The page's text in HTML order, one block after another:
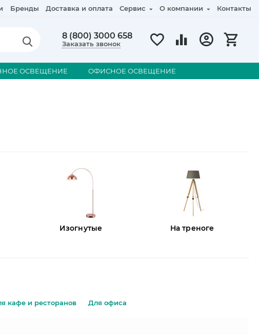
Бренды Доставка и оплата Сервис О компании Контакты
8 (800) 3000 658
Заказать звонок
ОСВЕЩЕНИЕ ОФИСНОЕ ОСВЕЩЕНИЕ
Изогнутые На треноге
кафе и ресторанов Для офиса